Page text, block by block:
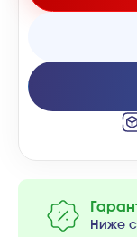
Ниже